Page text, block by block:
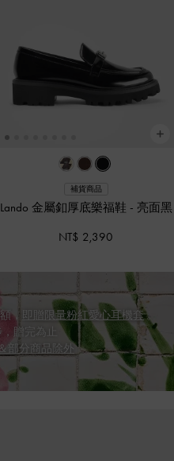
補貨商品
Lando 金屬釦厚底樂福鞋 - 亮面黑
NT$ 2,390
， 即贈限量粉紅愛心耳機套。
贈完為止
部分商品除外